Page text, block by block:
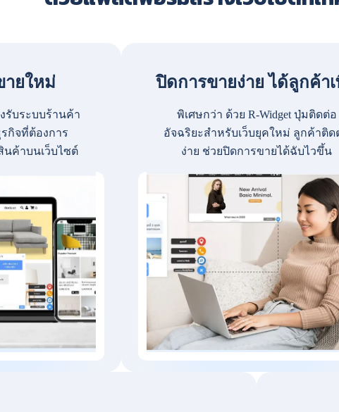
ายใหม่
รับระบบร้านค้า
กิจที่ต้องการ
นค้าบนเว็บไซต์
ปิดการขายง่าย ได้ลูกค้า
พิเศษกว่า ด้วย R-Widget ปุ่มติดต่อ
อัจฉริยะสำหรับเว็บยุคใหม่ ลูกค้าติด
ง่าย ช่วยปิดการขายได้ฉับไวขึ้น